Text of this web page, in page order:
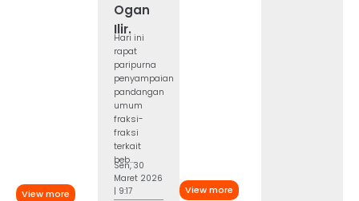
View more
Ogan
Ilir.
Hari ini
rapat
paripurna
penyampaian
pandangan
umum
fraksi-
fraksi
terkait
beb...
Sen, 30
Maret 2026
| 9:17
View more